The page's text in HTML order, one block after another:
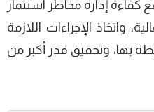
كفاءة إدارة مخاطر استثمار
واتخاذ الإجراءات اللازمة
بها، وتحقيق قدر أكبر من